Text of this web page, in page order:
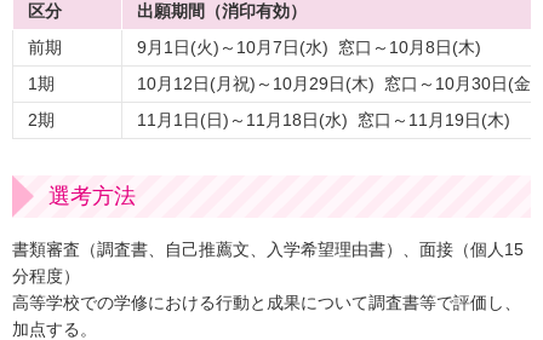
区分
出願期間（消印有効）
前期
9月1日(火)～10月7日(水) 窓口～10月8日(木)
1期
10月12日(月祝)～10月29日(木) 窓口～10月30日(金)
2期
11月1日(日)～11月18日(水) 窓口～11月19日(木)
選考方法
書類審査（調査書、自己推薦文、入学希望理由書）、面接（個人15
分程度）
高等学校での学修における行動と成果について調査書等で評価し、
加点する。